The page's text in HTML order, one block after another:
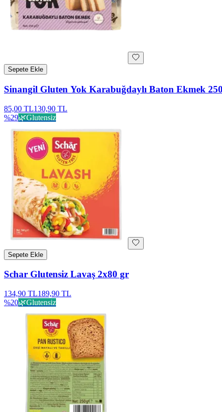
Sepete Ekle
Sinangil Gluten Yok Karabuğdaylı Baton Ekmek
85,00 TL130,90 TL
%29🌿Glutensiz
Sepete Ekle
Schar Glutensiz Lavaş 2x80 gr
134,90 TL189,90 TL
%20🌿Glutensiz